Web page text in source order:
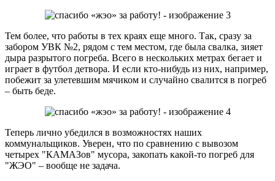
Тем более, что работы в тех краях еще много. Так, сразу за
забором УВК №2, рядом с тем местом, где была свалка, зияет
дыра разрытого погреба. Всего в нескольких метрах бегает и
играет в футбол детвора. И если кто-нибудь из них, например,
побежит за улетевшим мячиком и случайно свалится в погреб
– быть беде.
Теперь лично убедился в возможностях наших
коммунальщиков. Уверен, что по сравнению с вывозом
четырех "КАМАЗов" мусора, закопать какой-то погреб для
"ЖЭО" – вообще не задача.